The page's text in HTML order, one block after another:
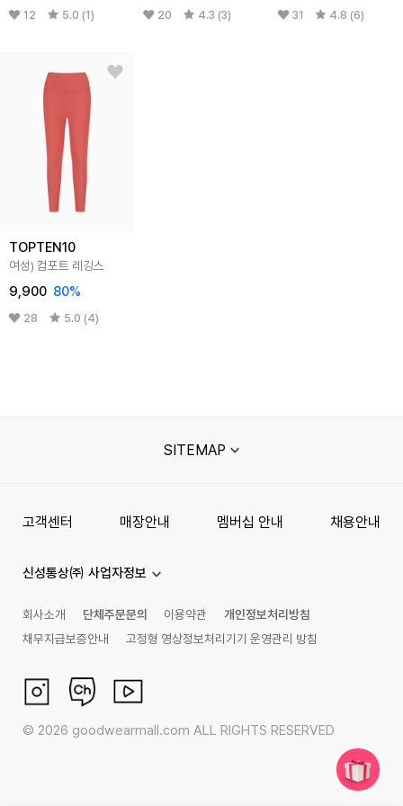
12 5.0 (1) 20 4.3 (3) 31 4.8 (6)
TOPTEN10
여성) 컴포트 레깅스
9,900 80%
28 5.0 (4)
SITEMAP
고객센터 매장안내 멤버십 안내 채용안내
신성통상㈜ 사업자정보
회사소개 단체주문문의 이용약관
개인정보처리방침
채무지급보증안내
고정형 영상정보처리기기 운영관리 방침
© 2026 goodwearmall.com ALL RIGHTS RESERVED